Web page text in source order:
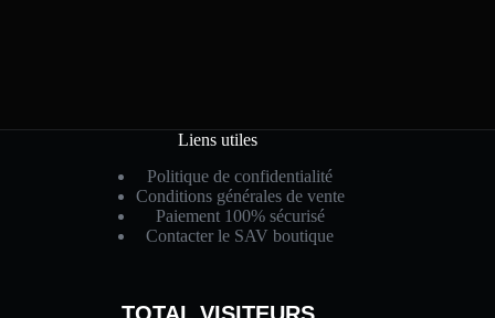
Liens utiles
Politique de confidentialité
Conditions générales de vente
Paiement 100% sécurisé
Contacter le SAV boutique